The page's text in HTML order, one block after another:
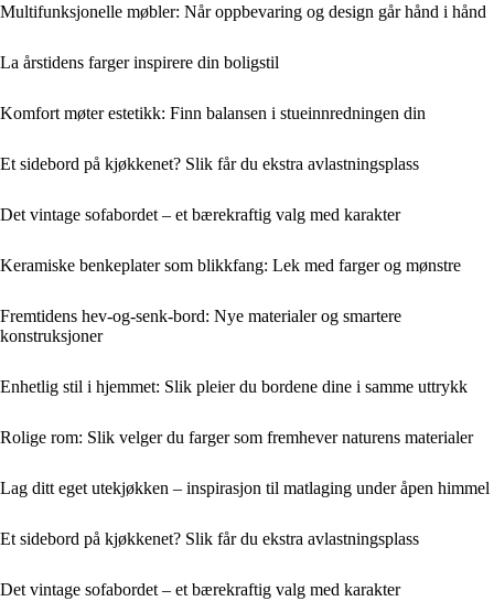
Multifunksjonelle møbler: Når oppbevaring og design går hånd i hånd
La årstidens farger inspirere din boligstil
Komfort møter estetikk: Finn balansen i stueinnredningen din
Et sidebord på kjøkkenet? Slik får du ekstra avlastningsplass
Det vintage sofabordet – et bærekraftig valg med karakter
Keramiske benkeplater som blikkfang: Lek med farger og mønstre
Fremtidens hev-og-senk-bord: Nye materialer og smartere
konstruksjoner
Enhetlig stil i hjemmet: Slik pleier du bordene dine i samme uttrykk
Rolige rom: Slik velger du farger som fremhever naturens materialer
Lag ditt eget utekjøkken – inspirasjon til matlaging under åpen himmel
Et sidebord på kjøkkenet? Slik får du ekstra avlastningsplass
Det vintage sofabordet – et bærekraftig valg med karakter